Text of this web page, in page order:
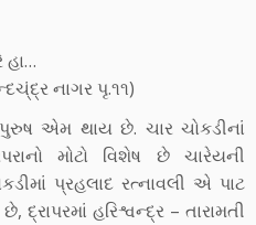
નાગર પૃ.૧૧)
એમ થાય છે. ચાર ચોકડીનાં
મોટો વિશેષ છે ચારેયની
પ્રહલાદ રત્નાવલી એ પાટ
દ્રાપરમાં હરિશ્વન્દ્ર – તારામતી